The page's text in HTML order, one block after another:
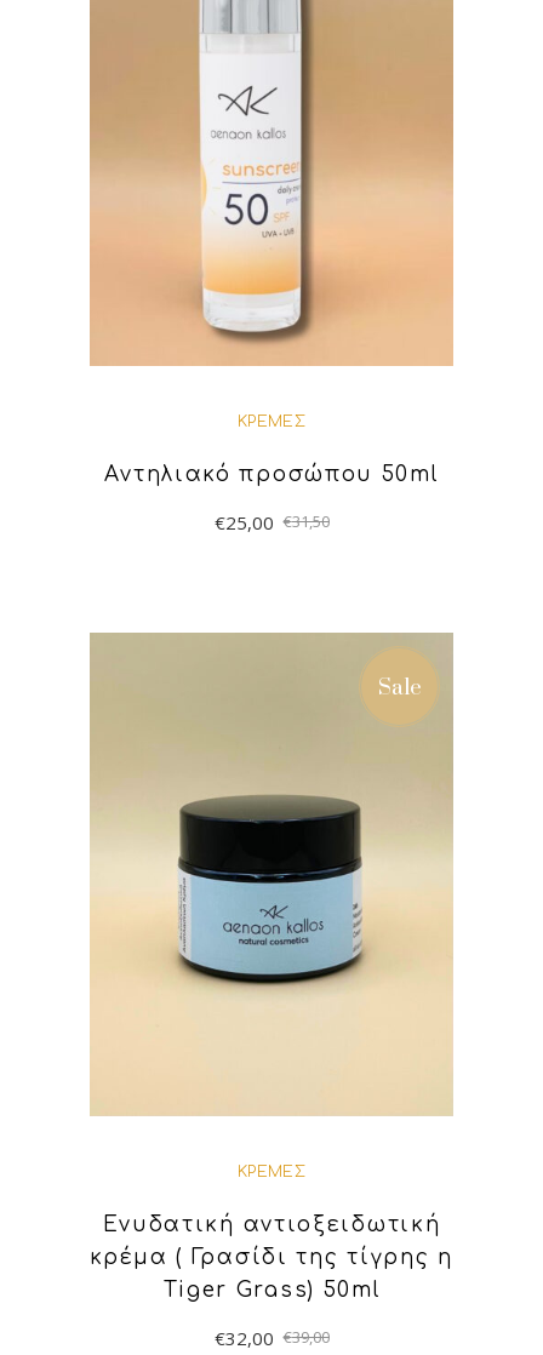
ΚΡΈΜΕΣ
Αντηλιακό προσώπου 50ml
€31,50
€25,00
Sale
ΚΡΈΜΕΣ
Ενυδατική αντιοξειδωτική
κρέμα ( Γρασίδι της τίγρης η
Tiger Grass) 50ml
€39,00
€32,00